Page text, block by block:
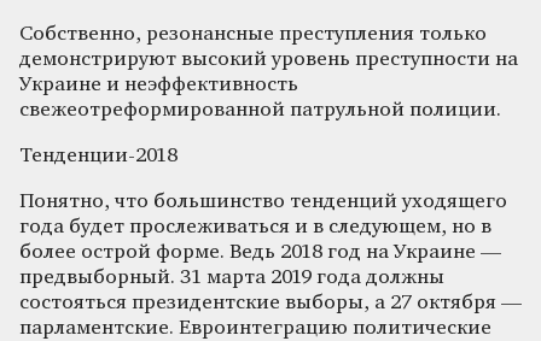
Собственно, резонансные преступления только
демонстрируют высокий уровень преступности на
Украине и неэффективность
свежеотреформированной патрульной полиции.
Тенденции-2018
Понятно, что большинство тенденций уходящего
года будет прослеживаться и в следующем, но в
более острой форме. Ведь 2018 год на Украине —
предвыборный. 31 марта 2019 года должны
состояться президентские выборы, а 27 октября —
парламентские. Евроинтеграцию политические